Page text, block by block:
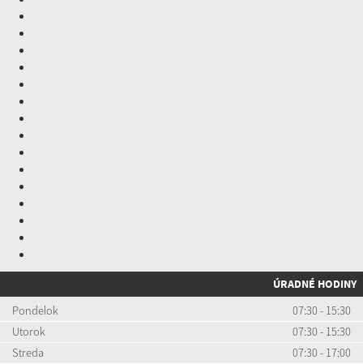
ÚRADNÉ HODINY
Pondelok
07:30 - 15:30
Utorok
07:30 - 15:30
Streda
07:30 - 17:00